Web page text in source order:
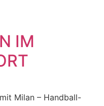
IM
Milan – Handball-